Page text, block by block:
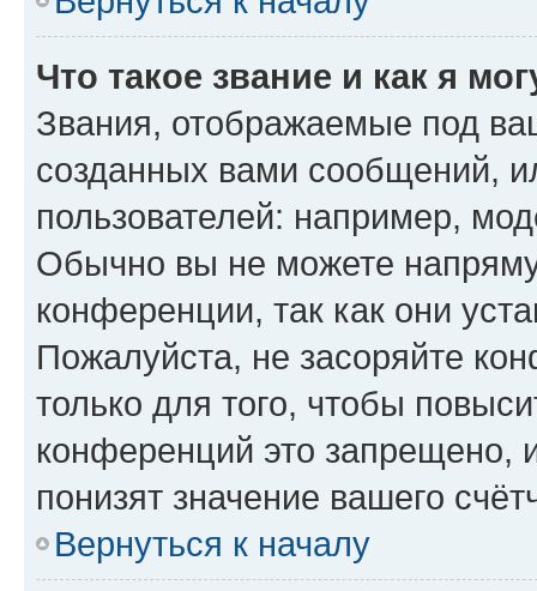
Что такое звание и как я
Звания, отображаемые под
созданных вами сообщений,
пользователей: например,
Обычно вы не можете
конференции, так как они
Пожалуйста, не засоряйте
только для того, чтобы
конференций это запрещено,
понизят значение вашего
Вернуться к началу